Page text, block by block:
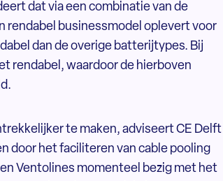
dat via een combinatie van de
rendabel businessmodel oplevert voor
dan de overige batterijtypes. Bij
rendabel, waardoor de hierboven
te maken, adviseert CE Delft
door het faciliteren van cable pooling
Ventolines momenteel bezig met het